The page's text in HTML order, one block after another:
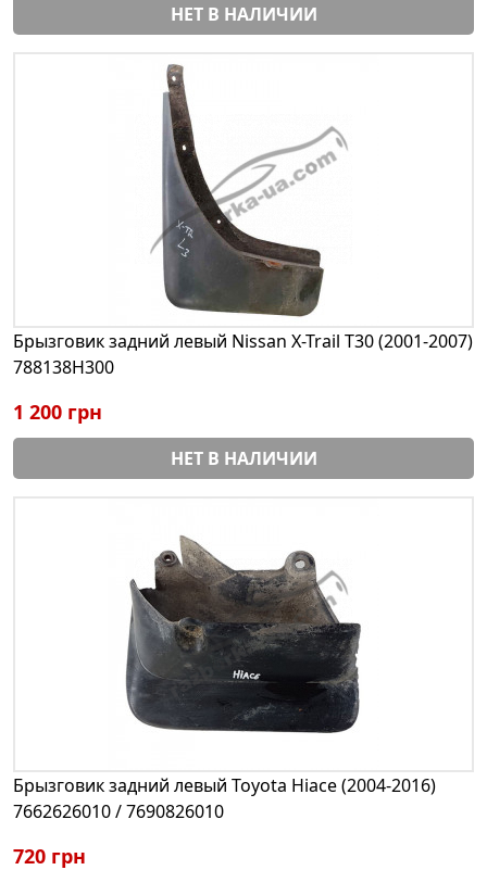
НЕТ В НАЛИЧИИ
Брызговик задний левый Nissan X-Trail T30 (2001-2007)
788138H300
1 200 грн
НЕТ В НАЛИЧИИ
Брызговик задний левый Toyota Hiace (2004-2016)
7662626010 / 7690826010
720 грн